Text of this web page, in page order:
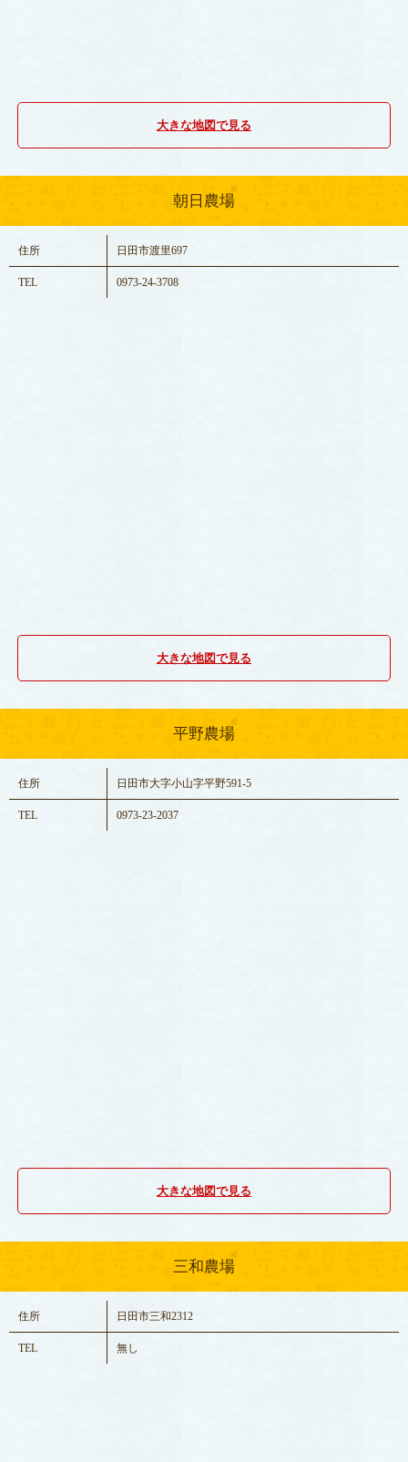
大きな地図で見る
朝日農場
住所 日田市渡里697
TEL 0973-24-3708
大きな地図で見る
平野農場
住所 日田市大字小山字平野591-5
TEL 0973-23-2037
大きな地図で見る
三和農場
住所 日田市三和2312
TEL 無し